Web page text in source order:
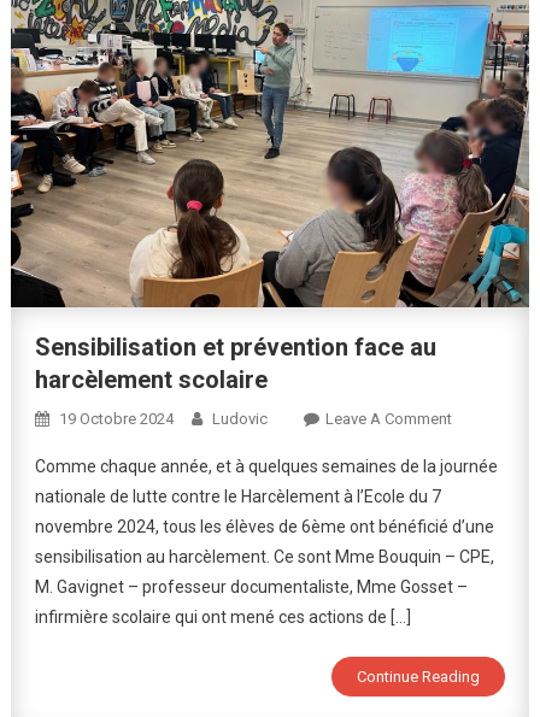
Sensibilisation et prévention face au
harcèlement scolaire
19 Octobre 2024 Ludovic Leave A CommentOn
Et
Face
Au
Harcèlement
Comme chaque année, et à quelques semaines de la journée
nationale de lutte contre le Harcèlement à l’Ecole du 7
novembre 2024, tous les élèves de 6ème ont bénéficié d’une
sensibilisation au harcèlement. Ce sont Mme Bouquin – CPE,
M. Gavignet – professeur documentaliste, Mme Gosset –
infirmière scolaire qui ont mené ces actions de […]
Continue Reading